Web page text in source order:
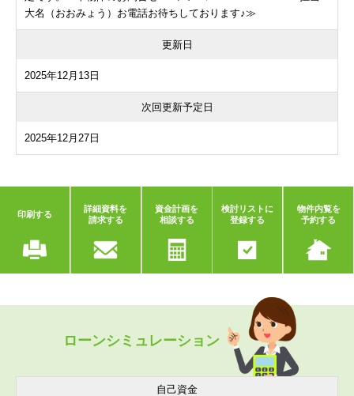
大名（おおみょう）お電話お待ちしております♪≫
更新日
2025年12月13日
次回更新予定日
2025年12月27日
印刷する
詳細資料を
請求する
資金計画を
相談する
検討リストに
登録する
物件内覧を
予約する
ローンシミュレーション
自己資金